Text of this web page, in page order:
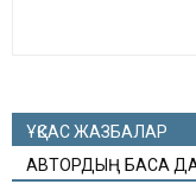
ҰҚСАС ЖАЗБАЛАР
АВТОРДЫҢ БАСҚА